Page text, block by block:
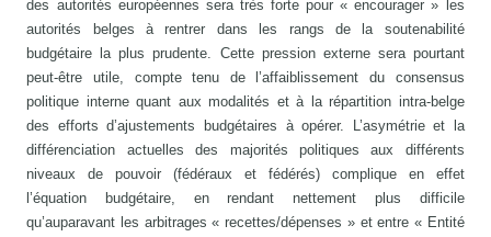
des autorités européennes sera très forte pour « encourager » les
autorités belges à rentrer dans les rangs de la soutenabilité
budgétaire la plus prudente. Cette pression externe sera pourtant
peut-être utile, compte tenu de l’affaiblissement du consensus
politique interne quant aux modalités et à la répartition intra-belge
des efforts d’ajustements budgétaires à opérer. L’asymétrie et la
différenciation actuelles des majorités politiques aux différents
niveaux de pouvoir (fédéraux et fédérés) complique en effet
l’équation budgétaire, en rendant nettement plus difficile
qu’auparavant les arbitrages « recettes/dépenses » et entre « Entité